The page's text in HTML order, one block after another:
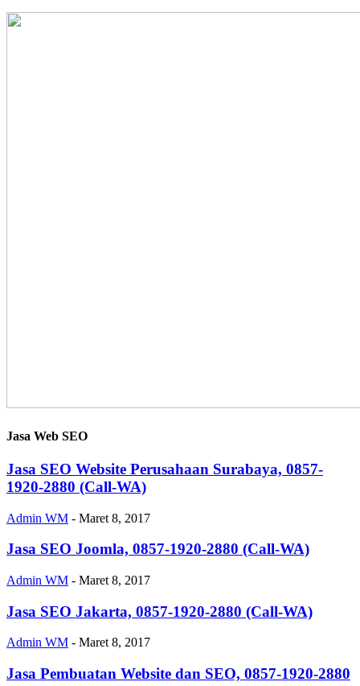
Jasa Web SEO
Jasa SEO Website Perusahaan Surabaya, 0857-
1920-2880 (Call-WA)
Admin WM - Maret 8, 2017
Jasa SEO Joomla, 0857-1920-2880 (Call-WA)
Admin WM - Maret 8, 2017
Jasa SEO Jakarta, 0857-1920-2880 (Call-WA)
Admin WM - Maret 8, 2017
Jasa Pembuatan Website dan SEO, 0857-1920-2880